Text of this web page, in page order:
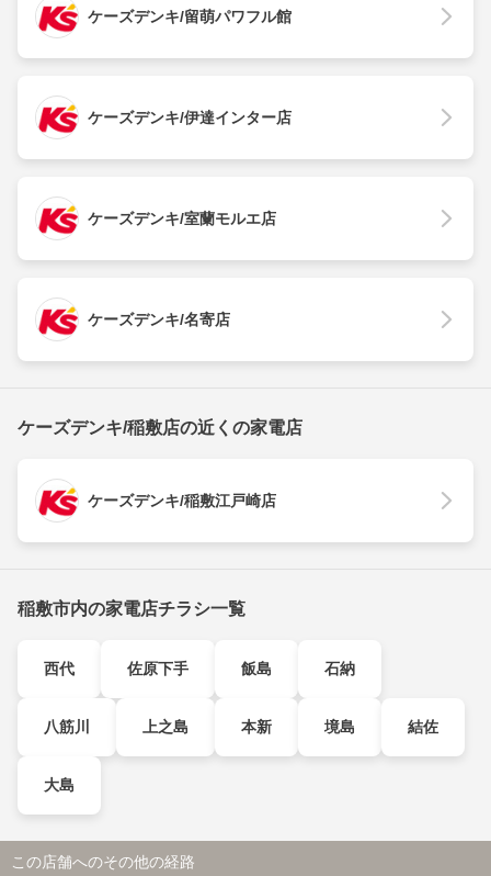
ケーズデンキ/留萌パワフル館
ケーズデンキ/伊達インター店
ケーズデンキ/室蘭モルエ店
ケーズデンキ/名寄店
ケーズデンキ/稲敷店の近くの家電店
ケーズデンキ/稲敷江戸崎店
稲敷市内の家電店チラシ一覧
西代 佐原下手 飯島 石納
八筋川 上之島 本新 境島 結佐
大島
この店舗へのその他の経路